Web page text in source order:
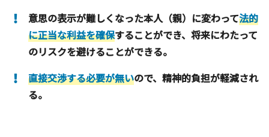
意思の表示が難しくなった本人（親）に変わって法的
に正当な利益を確保することができ、将来にわたって
のリスクを避けることができる。
直接交渉する必要が無いので、精神的負担が軽減され
る。